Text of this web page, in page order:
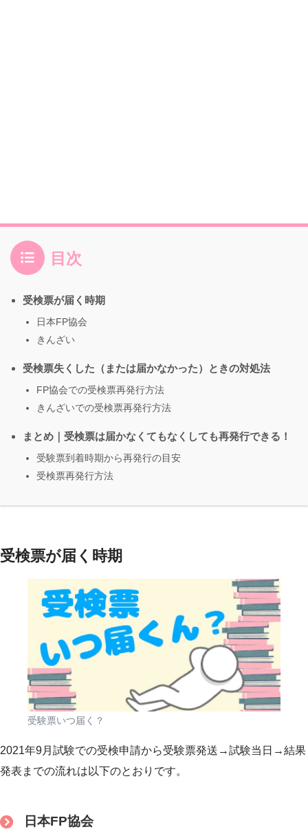
目次
受検票が届く時期
日本FP協会
きんざい
受検票失くした（または届かなかった）ときの対処法
FP協会での受検票再発行方法
きんざいでの受検票再発行方法
まとめ｜受検票は届かなくてもなくしても再発行できる！
受験票到着時期から再発行の目安
受検票再発行方法
受検票が届く時期
受験票いつ届く？
2021年9月試験での受検申請から受験票発送→試験当日→結果
発表までの流れは以下のとおりです。
日本FP協会